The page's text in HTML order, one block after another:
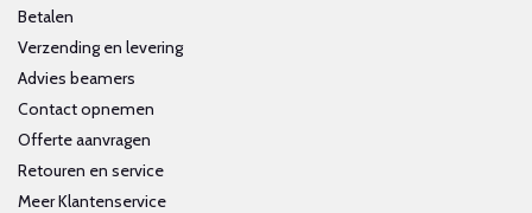
Betalen
Verzending en levering
Advies beamers
Contact opnemen
Offerte aanvragen
Retouren en service
Meer Klantenservice